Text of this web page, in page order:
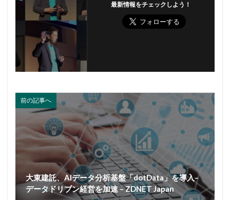
最新情報をチェックしよう！
前の記事へ
大東建託、AIデータ分析基盤「dotData」を導入–
データドリブン経営を加速 – ZDNET Japan